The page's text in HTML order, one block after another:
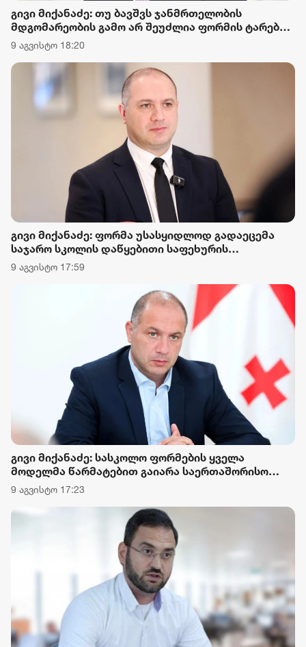
გივი მიქანაძე: თუ ბავშვს ჯანმრთელობის
მდგომარეობის გამო არ შეუძლია ფორმის ტარება,
მშობელი წარმოადგენს შესაბამის სამედიცინო
ცნობას, რომლის საფუძველზეც მოსწავლე
თავისუფლდება ფორმის ტარებისგან
9 აგვისტო 18:20
გივი მიქანაძე: ფორმა უსასყიდლოდ გადაეცემა
საჯარო სკოლის დაწყებითი საფეხურის
მოსწავლეებს, რომლებიც რეგისტრირებული არიან
სოციალურად დაუცველი ოჯახების მონაცემთა
ერთიან ბაზაში და მათი ოჯახების სარეიტინგო
ქულა 65 001 ქულაზე ნაკლებია
9 აგვისტო 17:59
გივი მიქანაძე: სასკოლო ფორმების ყველა
მოდელმა წარმატებით გაიარა საერთაშორისო
აკრედიტაციის მქონე ლაბორატორიის მიერ
ჩატარებული ლაბორატორიული კვლევების
დადგენილი ტესტირებები და სრულად
აკმაყოფილებს დაწესებულ მოთხოვნებსა და
9 აგვისტო 17:23